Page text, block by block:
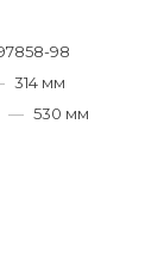
98
314 мм
— 530 мм